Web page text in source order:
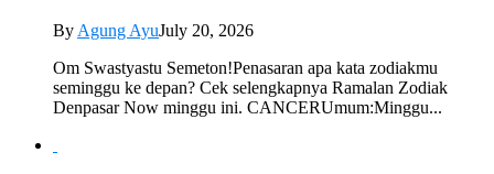
By Agung AyuJuly 20, 2026
Om Swastyastu Semeton!Penasaran apa kata zodiakmu
seminggu ke depan? Cek selengkapnya Ramalan Zodiak
Denpasar Now minggu ini. CANCERUmum:Minggu...